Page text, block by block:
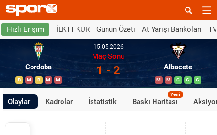
Hızlı Erişim İLK11 KUR Günün Özeti At Yarışı Bankoları
Cordoba
B M B M M
15.05.2026
Maç Sonu
1 - 2 Albacete
M M G G G
Olaylar Kadrolar İstatistik Baskı Haritası
Yeni